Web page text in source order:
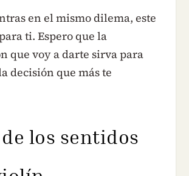
en el mismo dilema, este
ti. Espero que la
que voy a darte sirva para
decisión que más te
los sentidos